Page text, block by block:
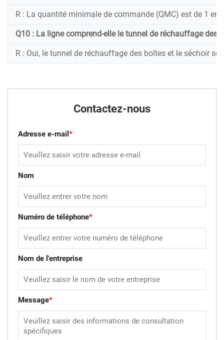
R : La quantité minimale de commande (QMC) est de 1
Q10 : La ligne comprend-elle le tunnel de réchauffage des
R : Oui, le tunnel de réchauffage des boîtes et le séchoir
Contactez-nous
Adresse e-mail *
Nom
Numéro de téléphone*
Nom de l'entreprise
Message*